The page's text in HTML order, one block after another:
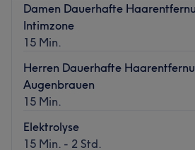
Damen Dauerhafte
Intimzone
15 Min.
Herren Dauerhafte
Augenbrauen
15 Min.
Elektrolyse
15 Min. - 2 Std.